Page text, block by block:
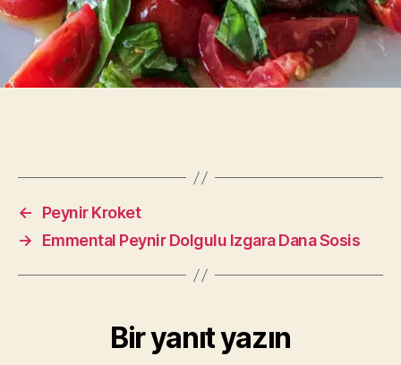
←
Peynir Kroket
→
Emmental Peynir Dolgulu Izgara Dana Sosis
Bir yanıt yazın